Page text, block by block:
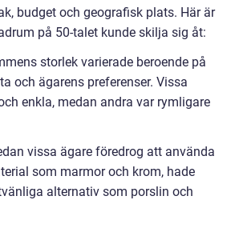
budget och geografisk plats. Här är
på 50-talet kunde skilja sig åt:
storlek varierade beroende på
och ägarens preferenser. Vissa
enkla, medan andra var rymligare
vissa ägare föredrog att använda
som marmor och krom, hade
alternativ som porslin och